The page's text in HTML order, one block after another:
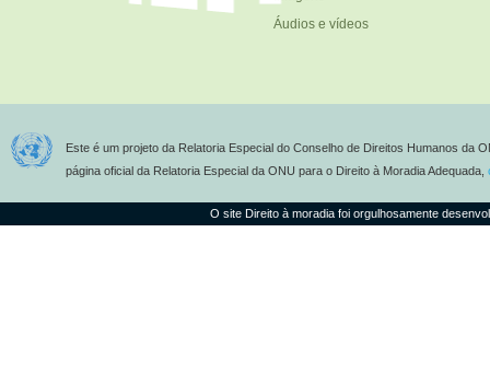
Áudios e vídeos
Este é um projeto da Relatoria Especial do Conselho de Direitos Humanos da
página oficial da Relatoria Especial da ONU para o Direito à Moradia Adequada,
O site Direito à moradia foi orgulhosamente